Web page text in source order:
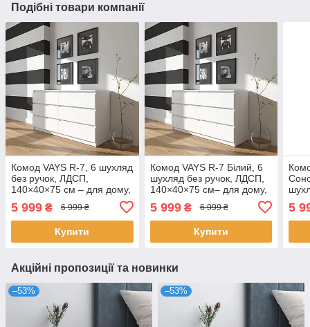
Подібні товари компанії
Комод VAYS R-7, 6 шухляд
без ручок, ЛДСП,
140×40×75 см – для дому,
5 999 ₴ 6 999 ₴
Купити
Комод VAYS R-7 Білий, 6
шухляд без ручок, ЛДСП,
140×40×75 см– для дому,
5 999₴ 6 999 ₴
Купити
5
Акційні пропозиції та новинки
–53% –53%